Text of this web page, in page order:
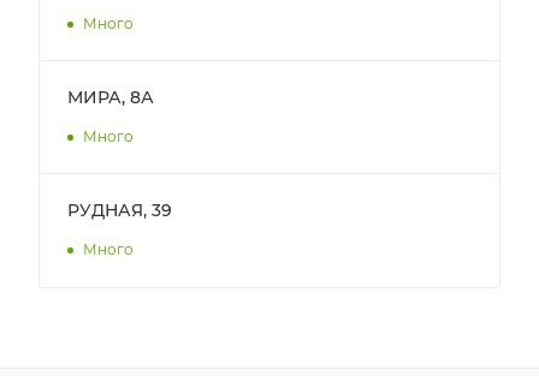
Много
МИРА, 8А
Много
РУДНАЯ, 39
Много